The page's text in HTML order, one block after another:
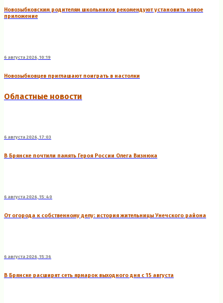
Новозыбковским родителям школьников рекомендуют установить новое
приложение
6 августа 2026, 10:19
Новозыбковцев приглашают поиграть в настолки
Областные новости
6 августа 2026, 17:03
В Брянске почтили память Героя России Олега Визнюка
6 августа 2026, 15:40
От огорода к собственному делу: история жительницы Унечского района
6 августа 2026, 15:36
В Брянске расширят сеть ярмарок выходного дня с 15 августа